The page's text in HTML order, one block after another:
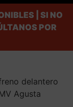
| SI NO
POR
delantero
Agusta